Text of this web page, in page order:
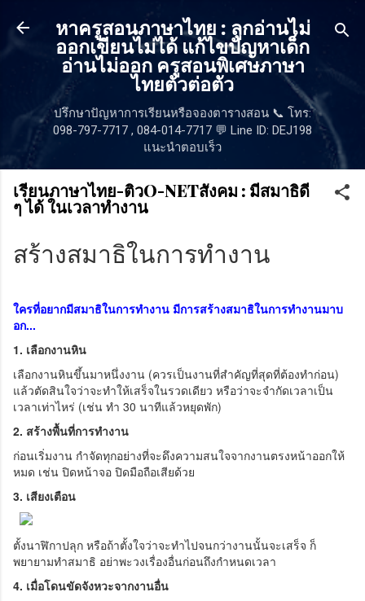
ข้ามไปที่เนื้อหาหลัก
หาครูสอนภาษาไทย : ลูกอ่านไม่
ออกเขียนไม่ได้ แก้ไขปัญหาเด็ก
อ่านไม่ออก ครูสอนพิเศษภาษา
ไทยตัวต่อตัว
ปรึกษาปัญหาการเรียนหรือจองตารางสอน 📞 โทร:
098-797-7717 , 084-014-7717 💬 Line ID: DEJ198
แนะนำตอบเร็ว
เรียนภาษาไทย-ติวO-NETสังคม : มีสมาธิดี
ๆ ได้ ในเวลาทำงาน
สร้างสมาธิในการทำงาน
ใครที่อยากมีสมาธิในการทำงาน มีการสร้างสมาธิในการทำงานมาบ
อก...
1. เลือกงานหิน
เลือกงานหินขึ้นมาหนึ่งงาน (ควรเป็นงานที่สำคัญที่สุดที่ต้องทำก่อน)
แล้วตัดสินใจว่าจะทำให้เสร็จในรวดเดียว หรือว่าจะจำกัดเวลาเป็น
เวลาเท่าไหร่ (เช่น ทำ 30 นาทีแล้วหยุดพัก)
2. สร้างพื้นที่การทำงาน
ก่อนเริ่มงาน กำจัดทุกอย่างที่จะดึงความสนใจจากงานตรงหน้าออกให้
หมด เช่น ปิดหน้าจอ ปิดมือถือเสียด้วย
3. เสียงเตือน
ตั้งนาฬิกาปลุก หรือถ้าตั้งใจว่าจะทำไปจนกว่างานนั้นจะเสร็จ ก็
พยายามทำสมาธิ อย่าพะวงเรื่องอื่นก่อนถึงกำหนดเวลา
4. เมื่อโดนขัดจังหวะจากงานอื่น